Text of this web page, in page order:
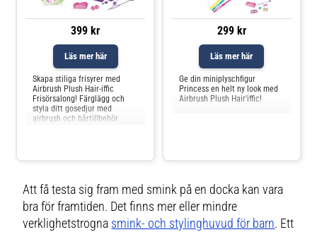
399 kr
Läs mer här
Skapa stiliga frisyrer med
Airbrush Plush Hair-iffic
Frisörsalong! Färglägg och
styla ditt gosedjur med
airbrush och hårtillbehör.
299 kr
Läs mer här
Ge din miniplyschfigur
Princess en helt ny look med
Airbrush Plush Hair'iffic!
Att få testa sig fram med smink på en docka kan vara
bra för framtiden. Det finns mer eller mindre
verklighetstrogna smink- och stylinghuvud för barn. Ett